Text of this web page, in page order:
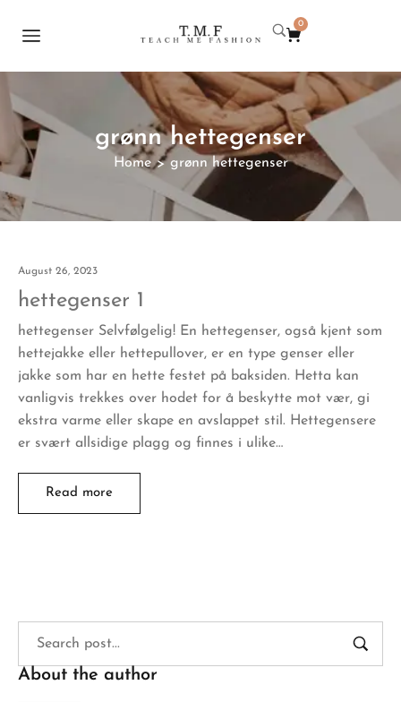
0
grønn hettegenser
Home > grønn hettegenser
August 26, 2023
hettegenser 1
hettegenser Selvfølgelig! En hettegenser, også kjent som
hettejakke eller hettepullover, er en type genser eller
jakke som har en hette festet på baksiden. Hetta kan
vanligvis trekkes over hodet for å beskytte mot vær, gi
ekstra varme eller skape en avslappet stil. Hettegensere
er svært allsidige plagg og finnes i ulike…
Read more
About the author